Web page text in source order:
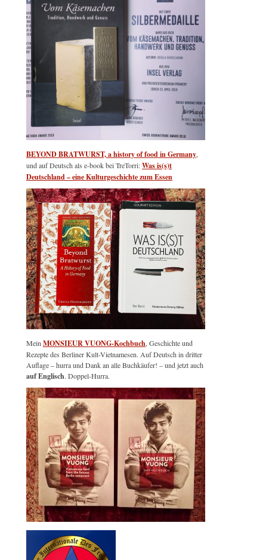
BEYOND BRATWURST, a history of food in Germany
und auf Deutsch als e-book bei TreTorri:Was is(s)t
Deutschland – eine Kulturgeschichte zum Essen
Mein MONSIEUR VUONG-Kochbuch , Geschichte und
Rezepte des Berliner Kult-Vietnamesen. Auf Deutsch in dritter
Auflage – hurra und Dank an alle Buchkäufer! – und jetzt auch
auf Englisch. Doppel-Hurra.